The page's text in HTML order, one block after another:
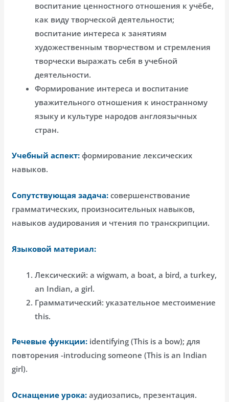
воспитание ценностного отношения к учёбе,
как виду творческой деятельности;
воспитание интереса к занятиям
художественным творчеством и стремления
творчески выражать себя в учебной
деятельности.
Формирование интереса и воспитание
уважительного отношения к иностранному
языку и культуре народов англоязычных
стран.
Учебный аспект:формирование лексических
навыков.
Сопутствующая задача:совершенствование
грамматических, произносительных навыков,
навыков аудирования и чтения по транскрипции.
Языковой материал:
Лексический: a wigwam, a boat, a bird, a turkey,
an Indian, a girl.
Грамматический: указательное местоимение
this.
Речевые функции: identifying (This is a bow); для
повторения -introducing someone (This is an Indian
girl).
Оснащение урока:аудиозапись, презентация.